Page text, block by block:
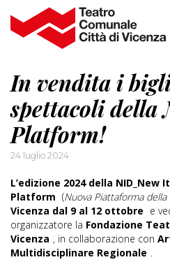
In vendita i
spettacoli della
Platform!
24 luglio 2024
L’edizione 2024 della NID_New
Platform (Nuova Piattaforma della
Vicenza dal 9 al 12 ottobre e
organizzatore la Fondazione
Vicenza , in collaborazione con
Multidisciplinare Regionale .